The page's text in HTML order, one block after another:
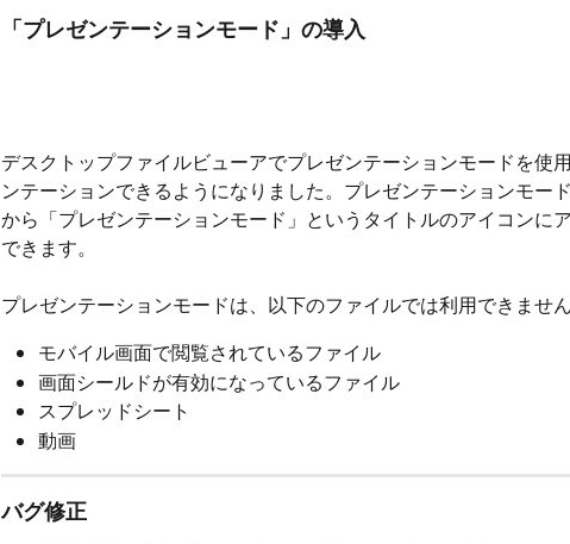
「プレゼンテーションモード」の導入
デスクトップファイルビューアでプレゼンテーションモードを使
ンテーションできるようになりました。プレゼンテーションモー
から「プレゼンテーションモード」というタイトルのアイコンに
できます。
プレゼンテーションモードは、以下のファイルでは利用できませ
モバイル画面で閲覧されているファイル
画面シールドが有効になっているファイル
スプレッドシート
動画
バグ修正